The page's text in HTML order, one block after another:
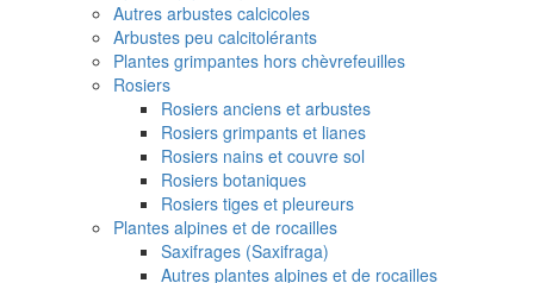
Autres arbustes calcicoles
Arbustes peu calcitolérants
Plantes grimpantes hors chèvrefeuilles
Rosiers
Rosiers anciens et arbustes
Rosiers grimpants et lianes
Rosiers nains et couvre sol
Rosiers botaniques
Rosiers tiges et pleureurs
Plantes alpines et de rocailles
Saxifrages (Saxifraga)
Autres plantes alpines et de rocailles